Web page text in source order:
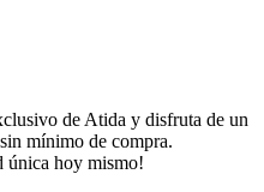
de Atida y disfruta de un
mínimo de compra.
única hoy mismo!